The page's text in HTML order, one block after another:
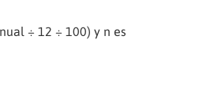
÷ 12 ÷ 100) y n es